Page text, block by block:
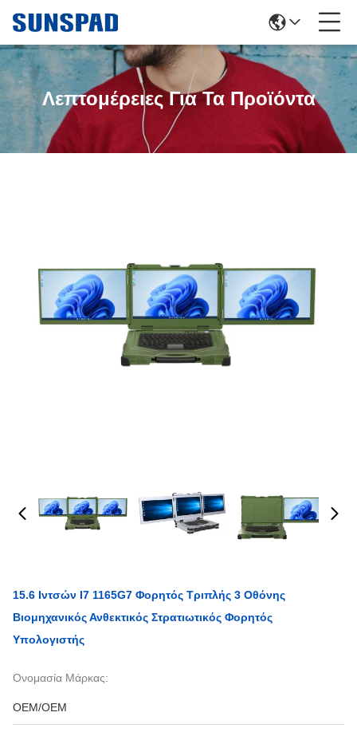
Λεπτομέρειες Για Τα Προϊόντα
15.6 Ιντσών I7 1165G7 Φορητός Τριπλής 3 Οθόνης
Βιομηχανικός Ανθεκτικός Στρατιωτικός Φορητός
Υπολογιστής
Ονομασία Μάρκας:
OEM/OEM